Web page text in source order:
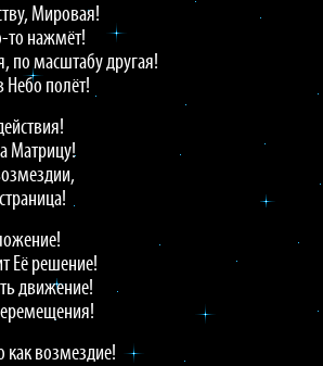
Мировая!
то нажмёт!
по масштабу другая!
Небо полёт!
Матрицу!
Её решение!
движение!
возмездие!